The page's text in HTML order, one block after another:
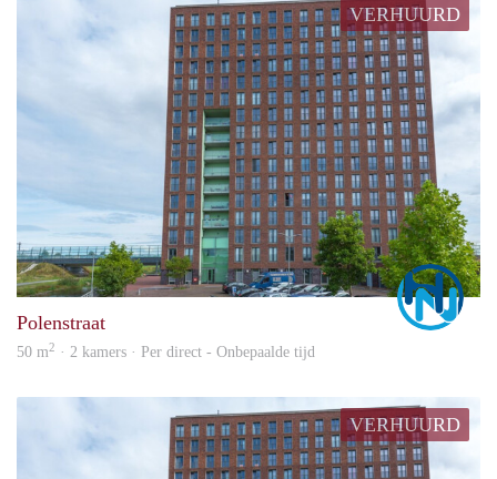
VERHUURD
Polenstraat
50 m2 · 2 kamers · Per direct - Onbepaalde tijd
VERHUURD